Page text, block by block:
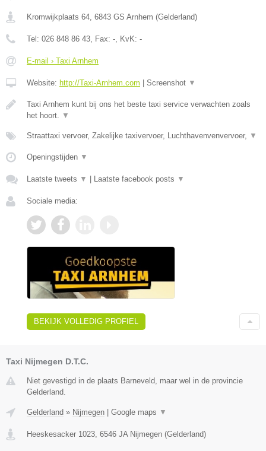
Kromwijkplaats 64 6843 GS Arnhem (Gelderland)
Tel: 026 848 86 43 , Fax: - , KvK: -
E-mail › Taxi Arnhem
Website: http://Taxi-Arnhem.com Screenshot ▼
Taxi Arnhem kunt bij ons het beste taxi service verwachten zoals
het hoort.
▼
Straattaxi vervoer, Zakelijke taxivervoer, Luchthavenvenvervoer, ▼
Openingstijden ▼
Laatste tweets ▼ Laatste facebook posts ▼
Sociale media:
BEKIJK VOLLEDIG PROFIEL
Taxi Nijmegen D.T.C.
Niet gevestigd in de plaats Barneveld, maar wel in de provincie
Gelderland.
Gelderland » Nijmegen Google maps ▼
Heeskesacker 1023, 6546 JA Nijmegen (Gelderland)